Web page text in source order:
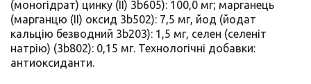
(моногідрат) цинку (II) 3b605): 100,0 мг; марганець
(марганцю (II) оксид 3b502): 7,5 мг, йод (йодат
кальцію безводний 3b203): 1,5 мг, селен (селеніт
натрію) (3b802): 0,15 мг. Технологічні добавки:
антиоксиданти.